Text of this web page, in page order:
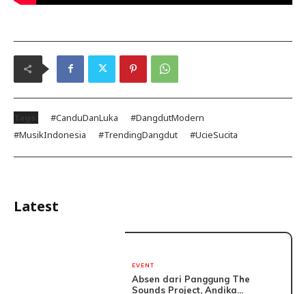
#CanduDanLuka
#DangdutModern
#MusikIndonesia
#TrendingDangdut #UcieSucita
Latest
EVENT
Absen dari Panggung The
Sounds Project, Andika...